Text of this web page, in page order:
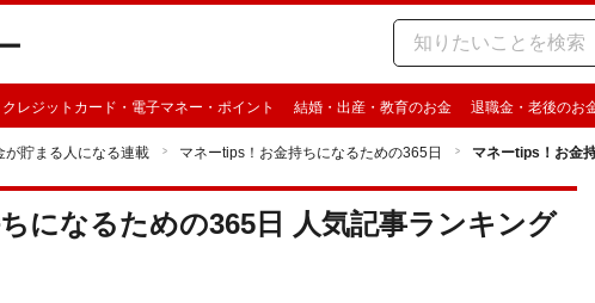
クレジットカード・電子マネー・ポイント 結婚・出産・教育のお金 退職金・老後のお
が貯まる人になる連載 マネーtips！お金持ちになるための365日 マネーtips！お金
になるための365日 人気記事ランキング